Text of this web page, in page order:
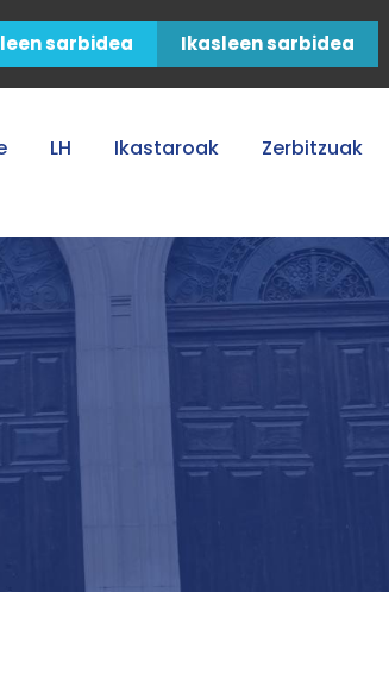
sarbidea Ikasleen sarbidea
LH Ikastaroak Zerbitzuak